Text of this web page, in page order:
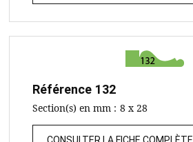
Référence 132
Section(s) en mm : 8 x 28